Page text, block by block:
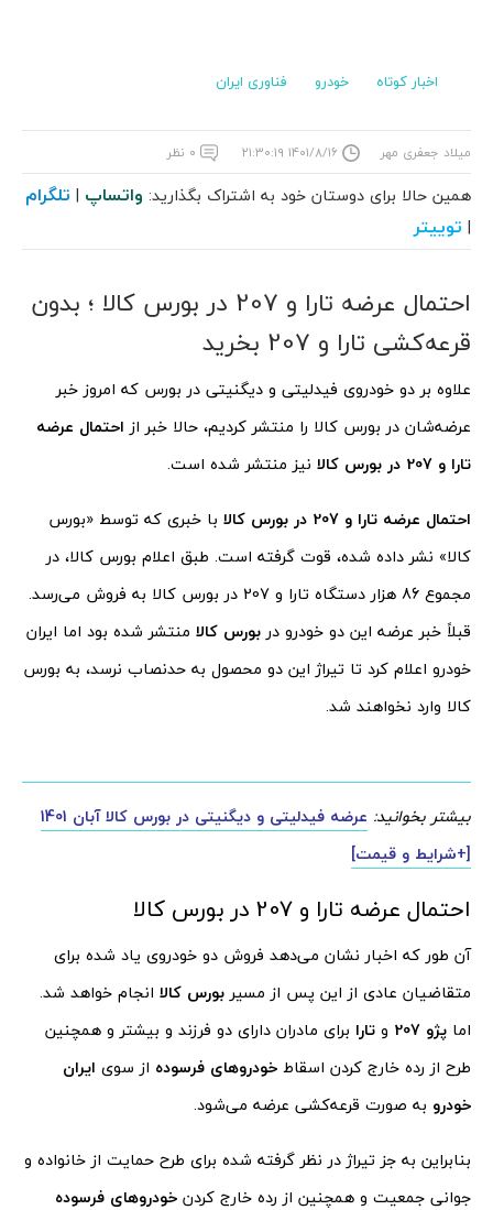
اخبار کوتاه خودرو فناوری ایران
میلاد جعفری مهر ۱۴۰۱/۸/۱۶ ۲۱:۳۰:۱۹ ۰ نظر
همین حالا برای دوستان خود به اشتراک بگذارید: واتساپ | تلگرام
| توییتر
احتمال عرضه تارا و 207 در بورس کالا ؛ بدون
قرعه‌کشی تارا و 207 بخرید
علاوه بر دو خودروی فیدلیتی و دیگنیتی در بورس که امروز خبر
عرضه‌‌شان در بورس کالا را منتشر کردیم، حالا خبر از احتمال عرضه
تارا و 207 در بورس کالا
نیز منتشر شده است.
احتمال عرضه تارا و 207 در بورس کالا
با خبری که توسط «بورس
کالا» نشر داده شده، قوت گرفته است. طبق اعلام بورس کالا، در
مجموع 86 هزار دستگاه تارا و 207 در بورس کالا به فروش می‌رسد.
قبلاً خبر عرضه این دو خودرو در بورس کالا منتشر شده بود اما ایران
خودرو اعلام کرد تا تیراژ این دو محصول به حدنصاب نرسد، به بورس
کالا وارد نخواهند شد.
بیشتر بخوانید:
عرضه فیدلیتی و دیگنیتی در بورس کالا آبان 1401
[+شرایط و قیمت]
احتمال عرضه تارا و 207 در بورس کالا
آن طور که اخبار نشان می‌دهد فروش دو خودروی یاد شده برای
متقاضیان عادی از این پس از مسیربورس کالا انجام خواهد شد.
اما پژو 207 و تارا برای مادران دارای دو فرزند و بیشتر و همچنین
طرح از رده خارج کردن اسقاط خودروهای فرسوده از سوی ایران
خودرو به صورت قرعه‌کشی عرضه می‌شود.
بنابراین به جز تیراژ در نظر گرفته شده برای طرح حمایت از خانواده و
جوانی جمعیت و همچنین از رده خارج کردن خودروهای فرسوده